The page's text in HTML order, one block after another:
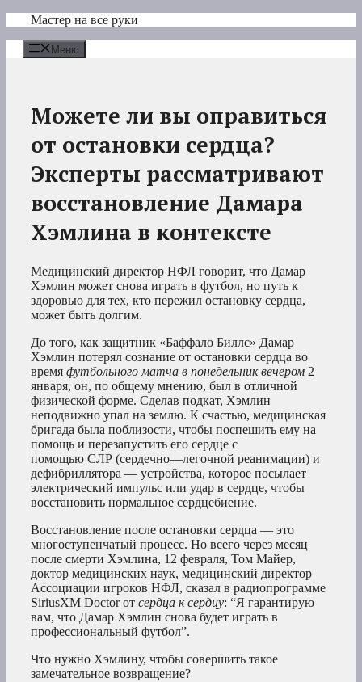
Перейти
содержимому
Мастер на все руки
Меню
Можете ли вы оправиться
от остановки сердца?
Эксперты рассматривают
восстановление Дамара
Хэмлина в контексте
Медицинский директор НФЛ говорит, что Дамар
Хэмлин может снова играть в футбол, но путь к
здоровью для тех, кто пережил остановку сердца,
может быть долгим.
До того, как защитник «Баффало Биллс» Дамар
Хэмлин потерял сознание от остановки сердца во
время футбольного матча в понедельник вечером 2
января, он, по общему мнению, был в отличной
физической форме. Сделав подкат, Хэмлин
неподвижно упал на землю. К счастью, медицинская
бригада была поблизости, чтобы поспешить ему на
помощь и перезапустить его сердце с
помощью СЛР (сердечно—легочной реанимации) и
дефибриллятора — устройства, которое посылает
электрический импульс или удар в сердце, чтобы
восстановить нормальное сердцебиение.
Восстановление после остановки сердца — это
многоступенчатый процесс. Но всего через месяц
после смерти Хэмлина, 12 февраля, Том Майер,
доктор медицинских наук, медицинский директор
Ассоциации игроков НФЛ, сказал в радиопрограмме
SiriusXM Doctor от сердца к сердцу: “Я гарантирую
вам, что Дамар Хэмлин снова будет играть в
профессиональный футбол”.
Что нужно Хэмлину, чтобы совершить такое
замечательное возвращение?